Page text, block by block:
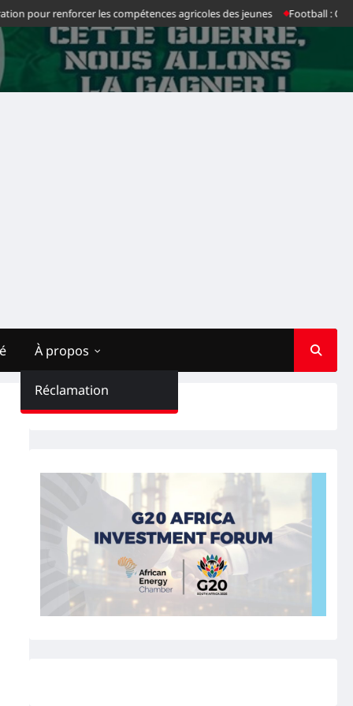
renforcer les compétences agricoles des jeunes Football : Chancel
À propos
Réclamation